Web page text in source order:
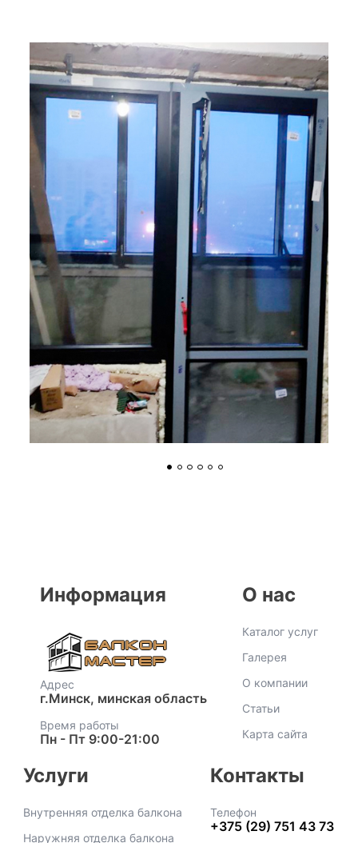
Информация
Адрес
г.Минск, минская область
Время работы
Пн - Пт 9:00-21:00
О нас
Каталог услуг
Галерея
О компании
Статьи
Карта сайта
Услуги
Внутренняя отделка балкона
Наружняя отделка балкона
Контакты
Телефон
+375 (29) 751 43 73